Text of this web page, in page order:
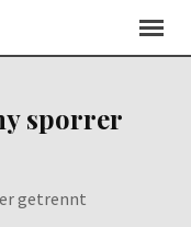
sporrer
getrennt